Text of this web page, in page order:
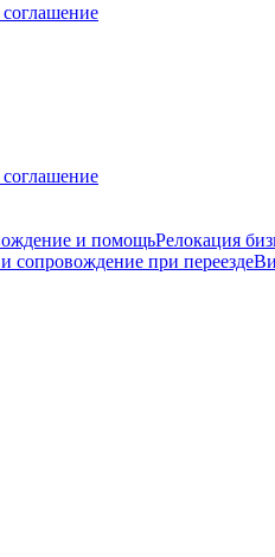
соглашение
соглашение
и помощьРелокация
при переезде